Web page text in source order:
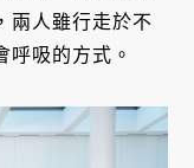
兩人雖行走於不
呼吸的方式。